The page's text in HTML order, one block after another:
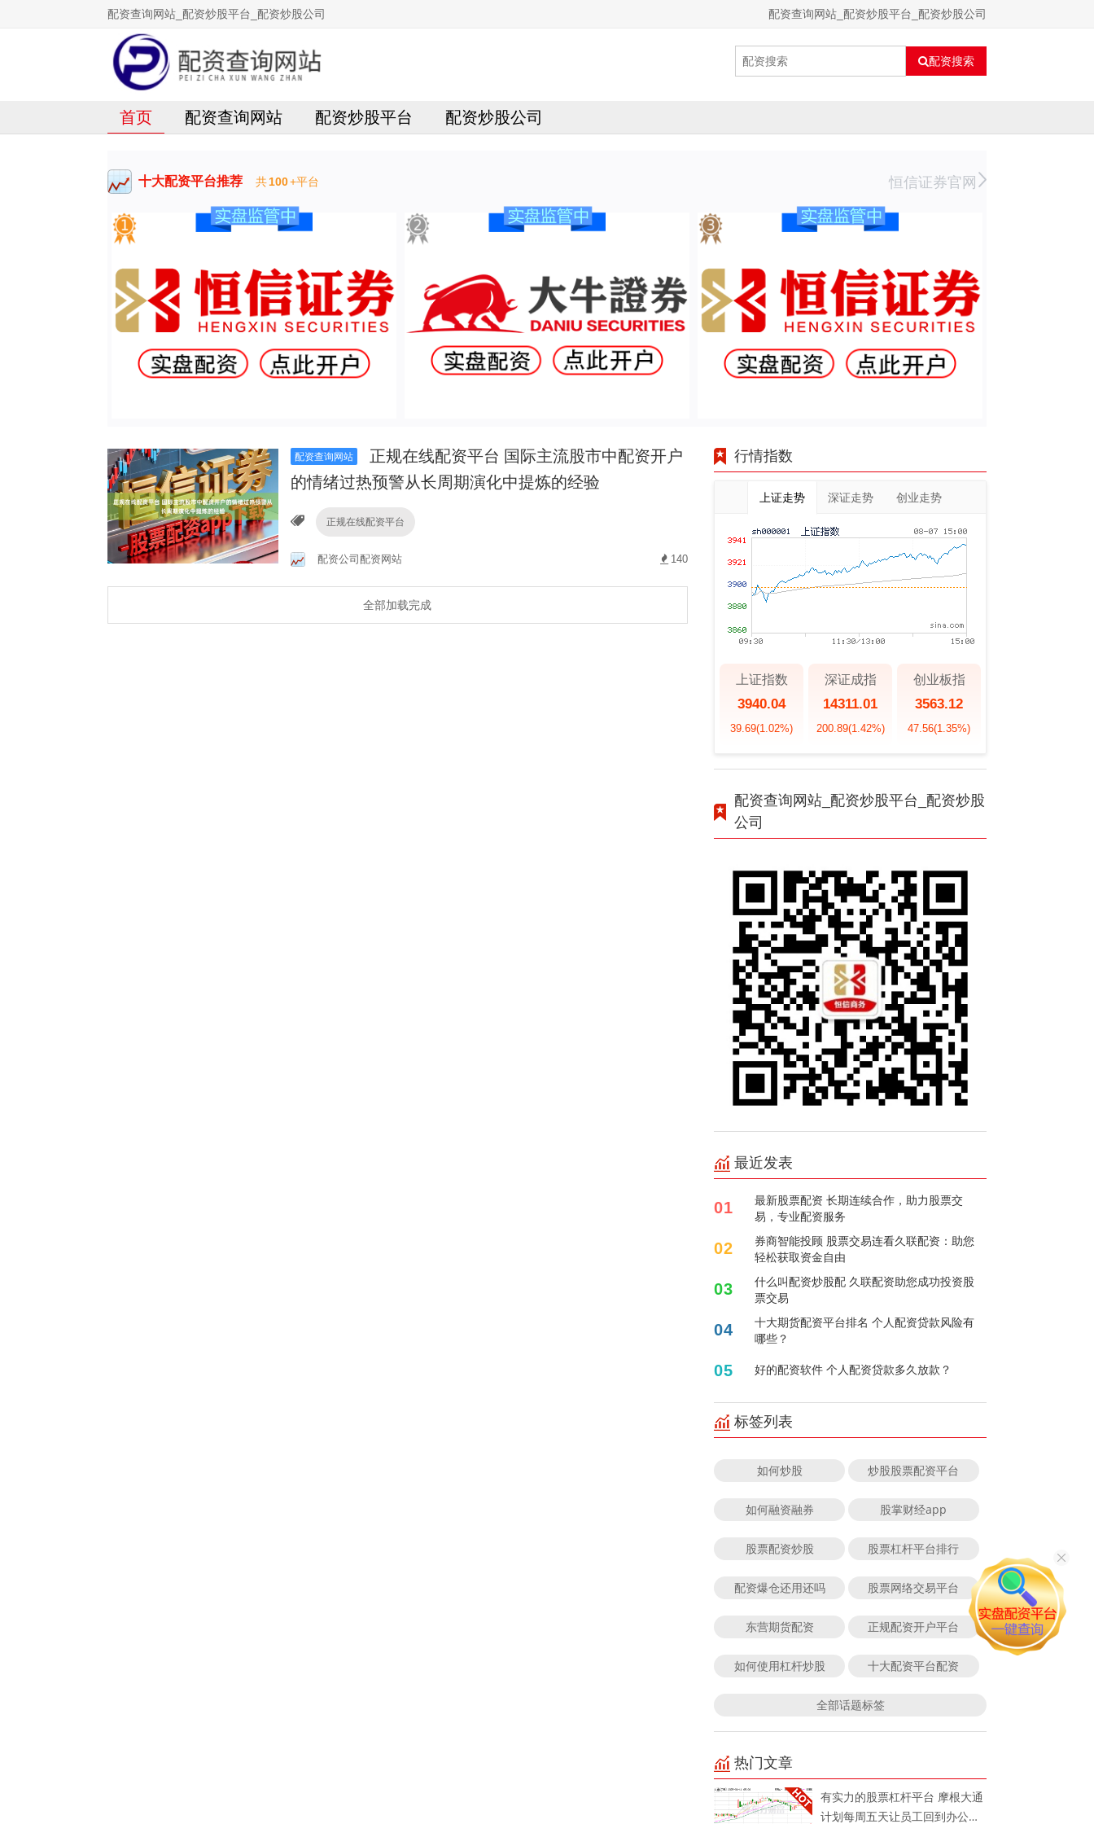
配资查询网站_配资炒股平台_配资炒股公司 配资查询网站_配资炒股平台_配资炒股公司
配资搜索
首页 配资查询网站 配资炒股平台 配资炒股公司
十大配资平台推荐 共100+平台 恒信证券官网
配资查询网站
正规在线配资平台 国际主流股市中配资开户
的情绪过热预警从长周期演化中提炼的经验
正规在线配资平台
配资公司配资网站 140
全部加载完成
行情指数
上证走势 深证走势 创业走势
上证指数
3940.04
39.69(1.02%)
深证成指
14311.01
200.89(1.42%)
创业板指
3563.12
47.56(1.35%)
配资查询网站_配资炒股平台_配资炒股
公司
最近发表
01
最新股票配资 长期连续合作，助力股票交
易，专业配资服务
02
券商智能投顾 股票交易连看久联配资：助您
轻松获取资金自由
03
什么叫配资炒股配 久联配资助您成功投资股
票交易
04
十大期货配资平台排名 个人配资贷款风险有
哪些？
05 好的配资软件 个人配资贷款多久放款？
标签列表
如何炒股 炒股股票配资平台
如何融资融券 股掌财经app
股票配资炒股 股票杠杆平台排行
配资爆仓还用还吗 股票网络交易平台
东营期货配资 正规配资开户平台
如何使用杠杆炒股 十大配资平台配资
全部话题标签
热门文章
有实力的股票杠杆平台 摩根大通
计划每周五天让员工回到办公室